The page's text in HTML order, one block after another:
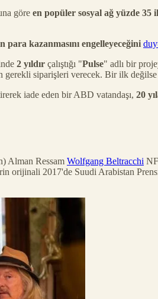
göre en popüler sosyal ağ yüzde 35
para kazanmasını engelleyeceğini
2 yıldır çalıştığı "Pulse" adlı bir
gerekli siparişleri verecek. Bir ilk
iade eden bir ABD vatandaşı, 20
Alman Ressam Wolfgang Beltracchi
orijinali 2017'de Suudi Arabistan